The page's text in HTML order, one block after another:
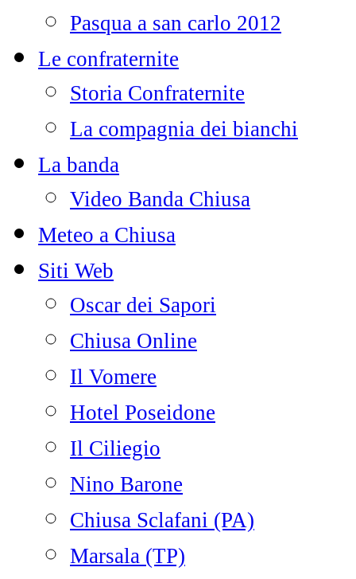
Pasqua a san carlo 2012
Le confraternite
Storia Confraternite
La compagnia dei bianchi
La banda
Video Banda Chiusa
Meteo a Chiusa
Siti Web
Oscar dei Sapori
Chiusa Online
Il Vomere
Hotel Poseidone
Il Ciliegio
Nino Barone
Chiusa Sclafani (PA)
Marsala (TP)